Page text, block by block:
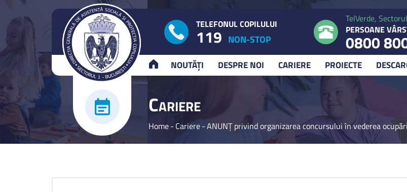
ACASĂNOUTĂȚI DESPRE NOI CARIERE PROIECTE
TELEFONUL COPILULUI
119 NON-STOP
TelVerde,
PERSOANE
0800
CARIERE
Home- Cariere-ANUNŢ privind organizarea concursului în vederea